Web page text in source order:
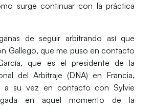
surge continuar con la práctica
de seguir arbitrando así que
Gallego, que me puso en contacto
, que es el presidente de la
del Arbitraje (DNA) en Francia,
a su vez en contacto conSylvie
en aquel momento de la